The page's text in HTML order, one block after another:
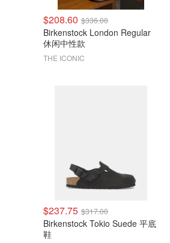
$208.60 $336.00
Birkenstock London Regular
休闲中性款
THE ICONIC
$237.75 $317.00
Birkenstock Tokio Suede 平底
鞋